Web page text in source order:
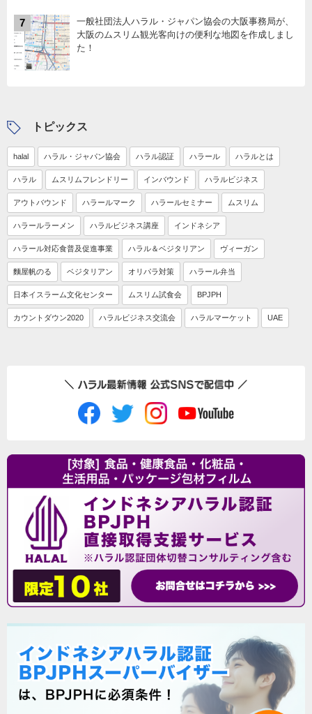
7
一般社団法人ハラル・ジャパン協会の大阪事務局が、
大阪のムスリム観光客向けの便利な地図を作成しまし
た！
トピックス
halal ハラル・ジャパン協会 ハラル認証 ハラール ハラルとは
ハラル ムスリムフレンドリー インバウンド ハラルビジネス
アウトバウンド ハラールマーク ハラールセミナー ムスリム
ハラールラーメン ハラルビジネス講座 インドネシア
ハラール対応食普及促進事業 ハラル＆ベジタリアン ヴィーガン
麵屋帆のる ベジタリアン オリパラ対策 ハラール弁当
日本イスラーム文化センター ムスリム試食会 BPJPH
カウントダウン2020 ハラルビジネス交流会 ハラルマーケット UAE